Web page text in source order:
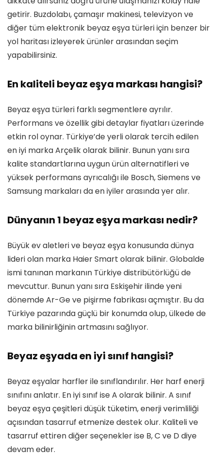
getirir. Buzdolabı, çamaşır makinesi, televizyon ve
diğer tüm elektronik beyaz eşya türleri için benzer bir
yol haritası izleyerek ürünler arasından seçim
yapabilirsiniz.
En kaliteli beyaz eşya markası hangisi?
Beyaz eşya türleri farklı segmentlere ayrılır.
Performans ve özellik gibi detaylar fiyatları üzerinde
etkin rol oynar. Türkiye’de yerli olarak tercih edilen
en iyi marka Arçelik olarak bilinir. Bunun yanı sıra
kalite standartlarına uygun ürün alternatifleri ve
yüksek performans ayrıcalığı ile Bosch, Siemens ve
Samsung markaları da en iyiler arasında yer alır.
Dünyanın 1 beyaz eşya markası nedir?
Büyük ev aletleri ve beyaz eşya konusunda dünya
lideri olan marka Haier Smart olarak bilinir. Globalde
ismi tanınan markanın Türkiye distribütörlüğü de
mevcuttur. Bunun yanı sıra Eskişehir ilinde yeni
dönemde Ar-Ge ve pişirme fabrikası açmıştır. Bu da
Türkiye pazarında güçlü bir konumda olup, ülkede de
marka bilinirliğinin artmasını sağlıyor.
Beyaz eşyada en iyi sınıf hangisi?
Beyaz eşyalar harfler ile sınıflandırılır. Her harf enerji
sınıfını anlatır. En iyi sınıf ise A olarak bilinir. A sınıf
beyaz eşya çeşitleri düşük tüketim, enerji verimliliği
açısından tasarruf etmenize destek olur. Kaliteli ve
tasarruf ettiren diğer seçenekler ise B, C ve D diye
devam eder.